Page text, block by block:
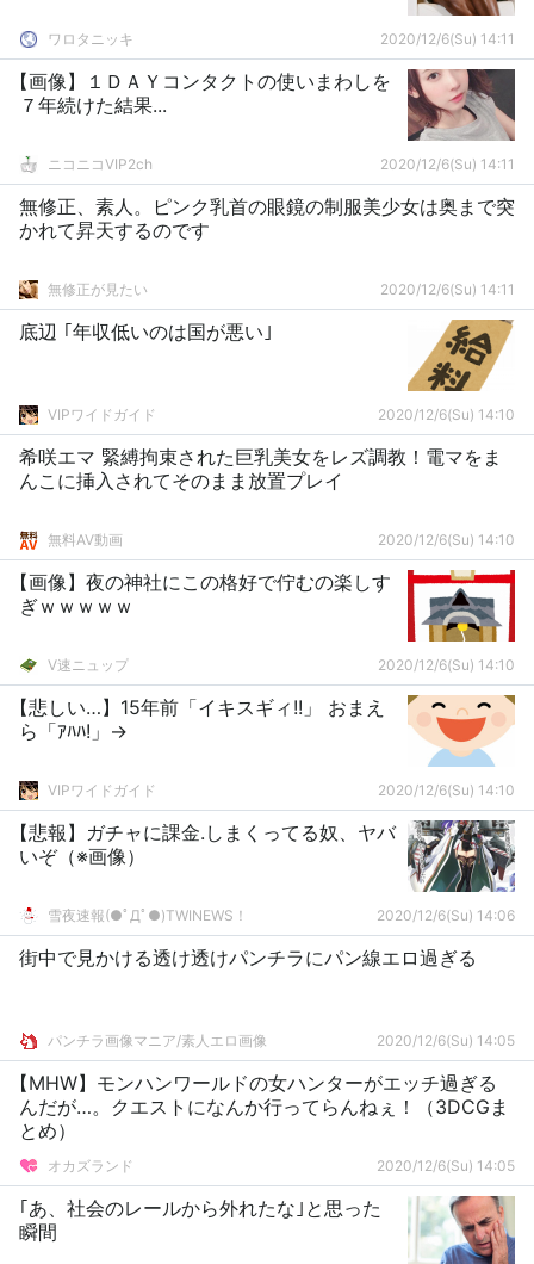
ワロタニッキ 2020/12/6(Su) 14:11
【画像】１ＤＡＹコンタクトの使いまわしを
７年続けた結果...
ニコニコVIP2ch 2020/12/6(Su) 14:11
無修正、素人。ピンク乳首の眼鏡の制服美少女は奥まで突
かれて昇天するのです
無修正が見たい 2020/12/6(Su) 14:11
底辺 ｢年収低いのは国が悪い｣
VIPワイドガイド 2020/12/6(Su) 14:10
希咲エマ 緊縛拘束された巨乳美女をレズ調教！電マをま
んこに挿入されてそのまま放置プレイ
無料AV動画 2020/12/6(Su) 14:10
【画像】夜の神社にこの格好で佇むの楽しす
ぎｗｗｗｗｗ
V速ニュップ 2020/12/6(Su) 14:10
【悲しい…】15年前「イキスギィ!!」 おまえ
ら「ｱﾊﾊ!」→
VIPワイドガイド 2020/12/6(Su) 14:10
【悲報】ガチャに課金.しまくってる奴、ヤバ
いぞ（※画像）
雪夜速報(●ﾟДﾟ●)TWINEWS！ 2020/12/6(Su) 14:06
街中で見かける透け透けパンチラにパン線エロ過ぎる
パンチラ画像マニア/素人エロ画像 2020/12/6(Su) 14:05
【MHW】モンハンワールドの女ハンターがエッチ過ぎる
んだが…。クエストになんか行ってらんねぇ！（3DCGま
とめ）
オカズランド 2020/12/6(Su) 14:05
｢あ、社会のレールから外れたな｣と思った
瞬間